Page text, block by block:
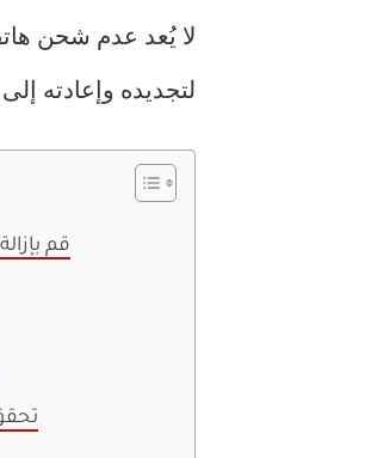
لتجديده وإعادته إلى
1. قم
4.